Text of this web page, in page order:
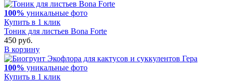
100% уникальные фото
Купить в 1 клик
Тоник для листьев Bona Forte
450 руб.
В корзину
100% уникальные фото
Купить в 1 клик